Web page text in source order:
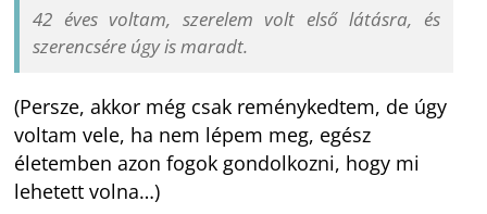
42 éves voltam, szerelem volt első látásra, és
szerencsére úgy is maradt.
(Persze, akkor még csak reménykedtem, de úgy
voltam vele, ha nem lépem meg, egész
életemben azon fogok gondolkozni, hogy mi
lehetett volna…)